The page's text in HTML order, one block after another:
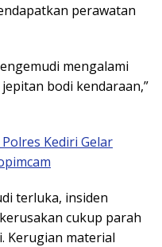
perawatan
mengalami
bodi kendaraan,”
Kediri Gelar
terluka, insiden
cukup parah
Kerugian material